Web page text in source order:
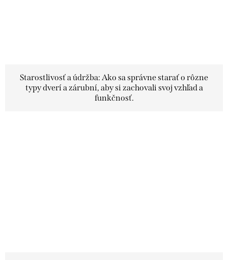
Starostlivosť a údržba: Ako sa správne starať o rôzne
typy dverí a zárubní, aby si zachovali svoj vzhľad a
funkčnosť.